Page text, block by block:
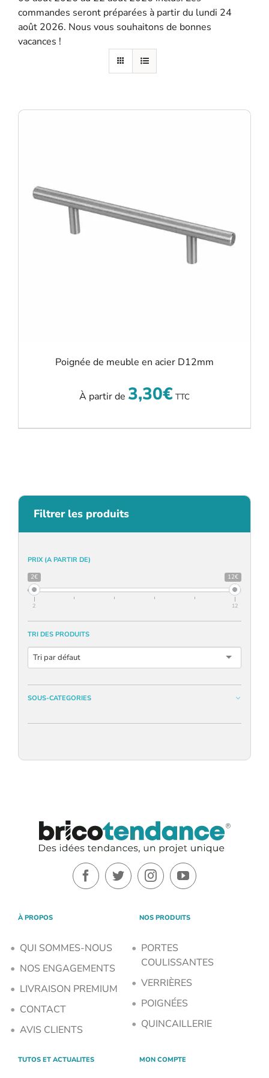
SE SOUVENIR DE MOI
S'ENREGISTRER
commandes seront préparées à partir du lundi 24
août 2026. Nous vous souhaitons de bonnes
vacances !
Poignée de meuble en acier D12mm
À partir de 3,30€ TTC
Filtrer les produits
PRIX (A PARTIR DE)
2€ 12€
2 12
TRI DES PRODUITS
Tri par défaut
SOUS-CATEGORIES
À PROPOS
QUI SOMMES-NOUS
NOS ENGAGEMENTS
LIVRAISON PREMIUM
CONTACT
AVIS CLIENTS
NOS PRODUITS
PORTES
COULISSANTES
VERRIÈRES
POIGNÉES
QUINCAILLERIE
TUTOS ET ACTUALITES MON COMPTE